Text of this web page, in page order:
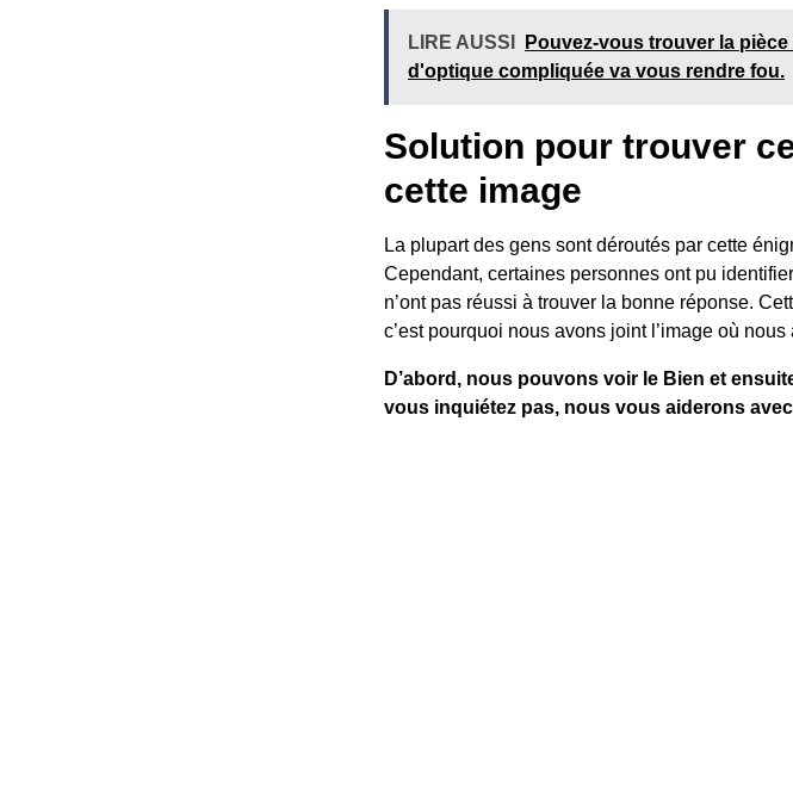
LIRE AUSSI
Pouvez-vous trouver la
d'optique compliquée va vous rendre fou.
Solution pour trouver
cette image
La plupart des gens sont déroutés par cette
Cependant, certaines personnes ont pu
n’ont pas réussi à trouver la bonne réponse.
c’est pourquoi nous avons joint l’image où
D’abord, nous pouvons voir le Bien et
vous inquiétez pas, nous vous aiderons